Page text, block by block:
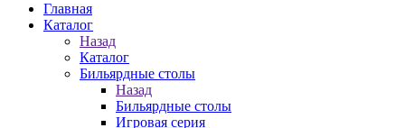
Главная
Каталог
Назад
Каталог
Бильярдные столы
Назад
Бильярдные столы
Игровая серия